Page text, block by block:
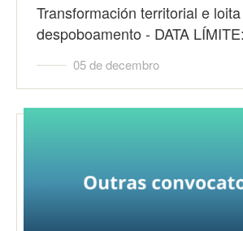
Transformación territorial e
despoboamento - DATA
05 de decembro